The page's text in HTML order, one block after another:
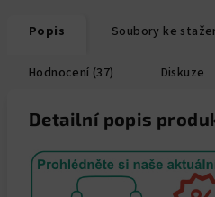
Popis Soubory ke
Hodnocení (37) Diskuze
Detailní popis